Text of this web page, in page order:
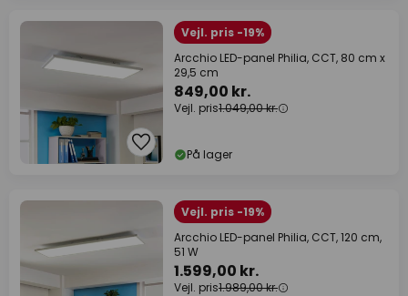
Vejl. pris -19%
Arcchio LED-panel Philia, CCT, 80 cm x
29,5 cm
849,00 kr.
Vejl. pris1.049,00 kr.
På lager
Vejl. pris -19%
Arcchio LED-panel Philia, CCT, 120 cm,
51 W
1.599,00 kr.
Vejl. pris1.989,00 kr.